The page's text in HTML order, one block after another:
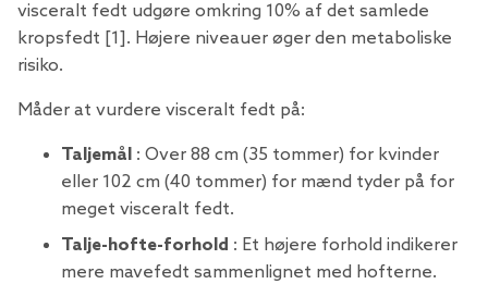
visceralt fedt udgøre omkring 10% af det samlede
kropsfedt [1]. Højere niveauer øger den metaboliske
risiko.
Måder at vurdere visceralt fedt på:
Taljemål : Over 88 cm (35 tommer) for kvinder
eller 102 cm (40 tommer) for mænd tyder på for
meget visceralt fedt.
Talje-hofte-forhold : Et højere forhold indikerer
mere mavefedt sammenlignet med hofterne.